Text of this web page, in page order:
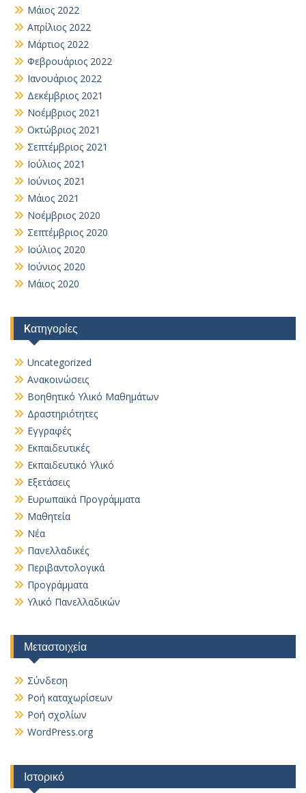
Μάιος 2022
Απρίλιος 2022
Μάρτιος 2022
Φεβρουάριος 2022
Ιανουάριος 2022
Δεκέμβριος 2021
Νοέμβριος 2021
Οκτώβριος 2021
Σεπτέμβριος 2021
Ιούλιος 2021
Ιούνιος 2021
Μάιος 2021
Νοέμβριος 2020
Σεπτέμβριος 2020
Ιούλιος 2020
Ιούνιος 2020
Μάιος 2020
Kατηγορίες
Uncategorized
Ανακοινώσεις
Βοηθητικό Yλικό Mαθημάτων
Δραστηριότητες
Εγγραφές
Εκπαιδευτικές
Εκπαιδευτικό Υλικό
Εξετάσεις
Ευρωπαϊκά Προγράμματα
Μαθητεία
Νέα
Πανελλαδικές
Περιβαντολογικά
Προγράμματα
Υλικό Πανελλαδικών
Μεταστοιχεία
Σύνδεση
Ροή καταχωρίσεων
Ροή σχολίων
WordPress.org
Ιστορικό